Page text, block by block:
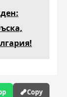
Copy